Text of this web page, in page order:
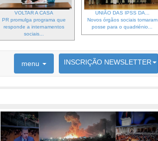
VOLTAR A CASA
PR promulga programa que
responde a internamentos
sociais...
UNIÃO DAS IPSS DA...
Novos órgãos sociais tomaram
posse para o quadriénio...
menu INSCRIÇÃO NEWSLETTER